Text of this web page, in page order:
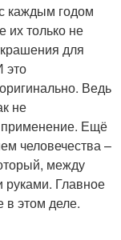
каждым годом
их только не
для
это
Ведь
не
применение. Ещё
человечества –
между
руками. Главное
в этом деле.